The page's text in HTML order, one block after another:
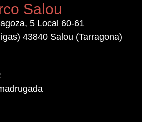
Salou
5 Local 60-61
43840 Salou (Tarragona)